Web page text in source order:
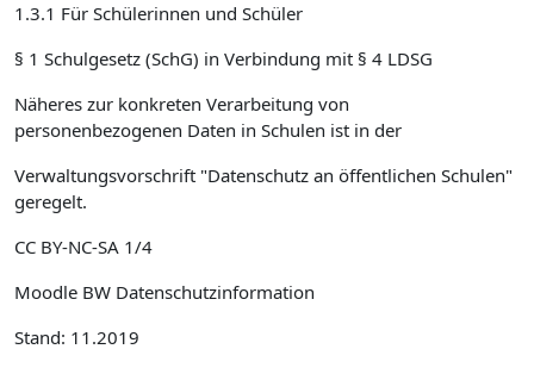
1.3.1 Für Schülerinnen und Schüler
§ 1 Schulgesetz (SchG) in Verbindung mit § 4 LDSG
Näheres zur konkreten Verarbeitung von
personenbezogenen Daten in Schulen ist in der
Verwaltungsvorschrift "Datenschutz an öffentlichen Schulen"
geregelt.
CC BY-NC-SA 1/4
Moodle BW Datenschutzinformation
Stand: 11.2019